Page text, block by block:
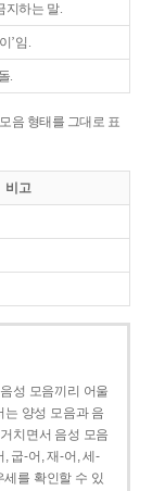
지하는 말.
’임.
.
음 형태를 그대로 표
비고
성 모음끼리 어울
는 양성 모음과 음
치면서 음성 모음
, 굽-어, 재-어, 세-
세를 확인할 수 있